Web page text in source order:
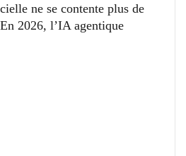
ne se contente plus de
2026, l’IA agentique